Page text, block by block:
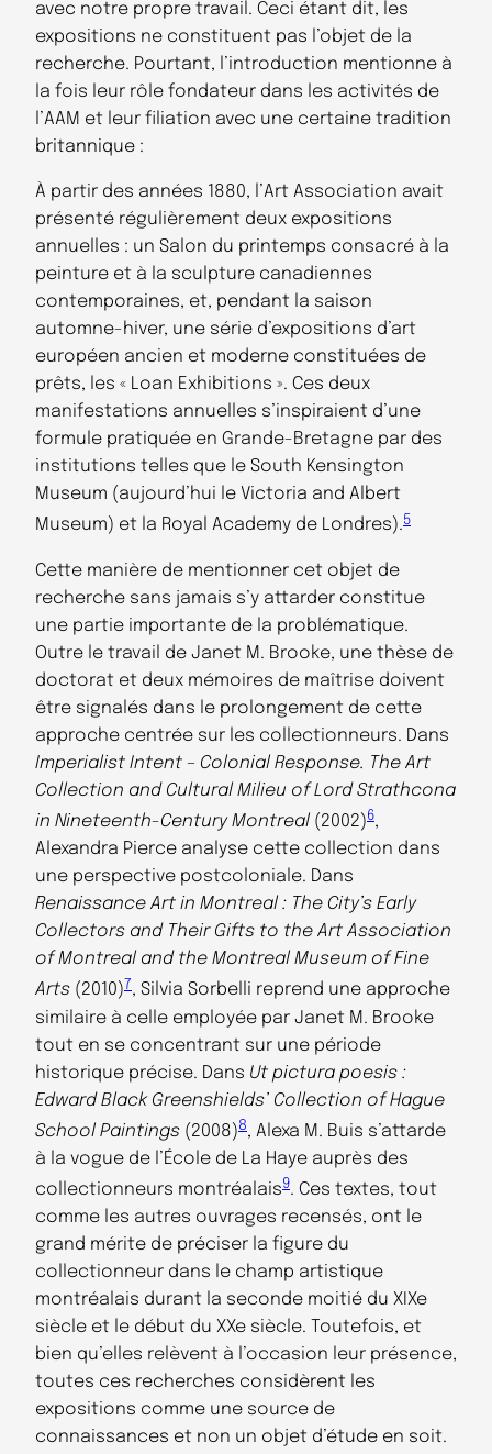
avec notre propre travail. Ceci étant dit, les
expositions ne constituent pas l’objet de la
recherche. Pourtant, l’introduction mentionne à
la fois leur rôle fondateur dans les activités de
l’AAM et leur filiation avec une certaine tradition
britannique :
À partir des années 1880, l’Art Association avait
présenté régulièrement deux expositions
annuelles : un Salon du printemps consacré à la
peinture et à la sculpture canadiennes
contemporaines, et, pendant la saison
automne-hiver, une série d’expositions d’art
européen ancien et moderne constituées de
prêts, les « Loan Exhibitions ». Ces deux
manifestations annuelles s’inspiraient d’une
formule pratiquée en Grande-Bretagne par des
institutions telles que le South Kensington
Museum (aujourd’hui le Victoria and Albert
Museum) et la Royal Academy de Londres).5
Cette manière de mentionner cet objet de
recherche sans jamais s’y attarder constitue
une partie importante de la problématique.
Outre le travail de Janet M. Brooke, une thèse de
doctorat et deux mémoires de maîtrise doivent
être signalés dans le prolongement de cette
approche centrée sur les collectionneurs. Dans
Imperialist Intent – Colonial Response. The Art
Collection and Cultural Milieu of Lord Strathcona
in Nineteenth-Century Montreal (2002)6,
Alexandra Pierce analyse cette collection dans
une perspective postcoloniale. Dans
Renaissance Art in Montreal : The City’s Early
Collectors and Their Gifts to the Art Association
of Montreal and the Montreal Museum of Fine
Arts (2010)7, Silvia Sorbelli reprend une approche
similaire à celle employée par Janet M. Brooke
tout en se concentrant sur une période
historique précise. Dans Ut pictura poesis :
Edward Black Greenshields’ Collection of Hague
School Paintings (2008)8, Alexa M. Buis s’attarde
à la vogue de l’École de La Haye auprès des
collectionneurs montréalais9. Ces textes, tout
comme les autres ouvrages recensés, ont le
grand mérite de préciser la figure du
collectionneur dans le champ artistique
montréalais durant la seconde moitié du XIXe
siècle et le début du XXe siècle. Toutefois, et
bien qu’elles relèvent à l’occasion leur présence,
toutes ces recherches considèrent les
expositions comme une source de
connaissances et non un objet d’étude en soit.